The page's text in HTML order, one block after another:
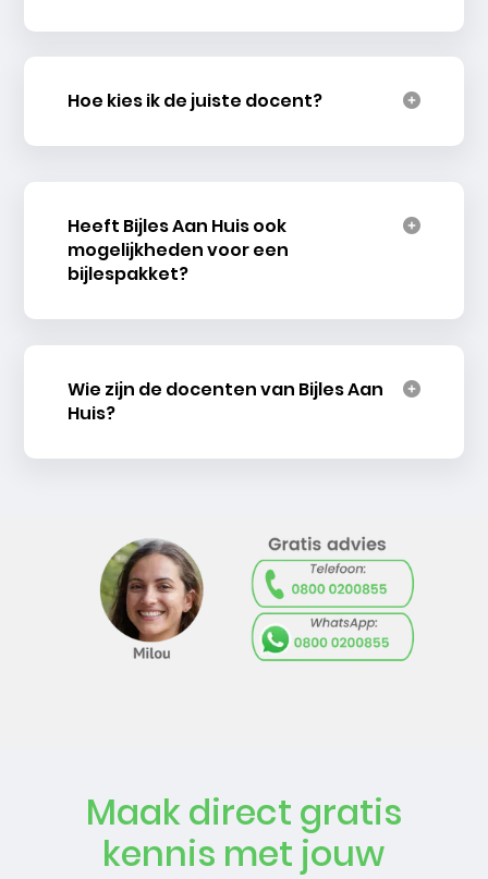
Hoe kies ik de juiste docent?
Heeft Bijles Aan Huis ook
mogelijkheden voor een
bijlespakket?
Wie zijn de docenten van Bijles Aan
Huis?
Maak direct gratis
kennis met jouw